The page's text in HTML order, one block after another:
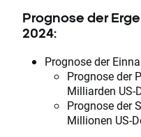
Prognose der
2024:
Prognose der
Prognose der
Milliarden US-
Prognose der
Millionen US-